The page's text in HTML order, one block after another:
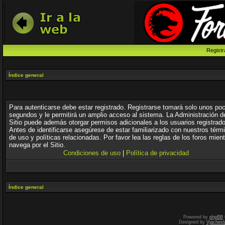
Índice general
Para autenticarse debe estar registrado. Registrarse tomará solo unos
segundos y le permitirá un amplio acceso al sistema. La Administración
Sitio puede además otorgar permisos adicionales a los usuarios
Antes de identificarse asegúrese de estar familiarizado con nuestros
de uso y políticas relacionadas. Por favor lea las reglas de los foros
navega por el Sitio.
Condiciones de uso
Política de privacidad
Índice general
Powered by phpBB
Designed by